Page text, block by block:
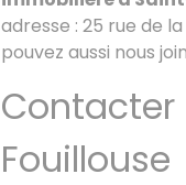
adresse : 25 rue de
pouvez aussi nous
Fouillouse